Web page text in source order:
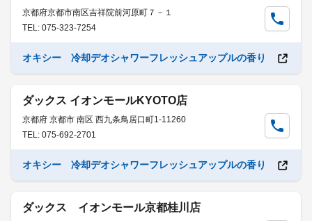
京都府京都市南区吉祥院前河原町７－１
TEL: 075-323-7254
オキシー 冷却デオシャワーフレッシュアップルの香り
ダックス イオンモールKYOTO店
京都府 京都市 南区 西九条鳥居口町1-11260
TEL: 075-692-2701
オキシー 冷却デオシャワーフレッシュアップルの香り
ダックス イオンモール京都桂川店